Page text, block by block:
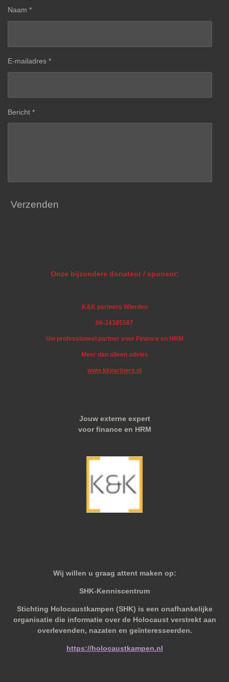
Naam *
E-mailadres *
Bericht *
Verzenden
Onze bijzondere donateur / sponsor:
K&K partners Wierden
06-34385587
Uw professioneel partner voor Finance en HRM
Meer dan alleen advies
www.kkpartners.nl
Jouw externe expert
voor finance en HRM
Wij willen u graag attent maken op:
SHK-Kenniscentrum
Stichting Holocaustkampen (SHK) is een onafhankelijke
organisatie die informatie over de Holocaust verstrekt aan
overlevenden, nazaten en geïnteresseerden.
https://holocaustkampen.nl